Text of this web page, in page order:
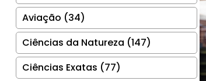
Aviação (34)
Ciências da Natureza (147)
Ciências Exatas (77)